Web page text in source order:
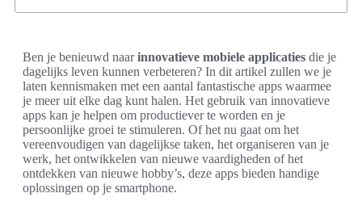
Ben je benieuwd naarinnovatieve mobiele applicaties die je
dagelijks leven kunnen verbeteren? In dit artikel zullen we je
laten kennismaken met een aantal fantastische apps waarmee
je meer uit elke dag kunt halen. Het gebruik van innovatieve
apps kan je helpen om productiever te worden en je
persoonlijke groei te stimuleren. Of het nu gaat om het
vereenvoudigen van dagelijkse taken, het organiseren van je
werk, het ontwikkelen van nieuwe vaardigheden of het
ontdekken van nieuwe hobby’s, deze apps bieden handige
oplossingen op je smartphone.